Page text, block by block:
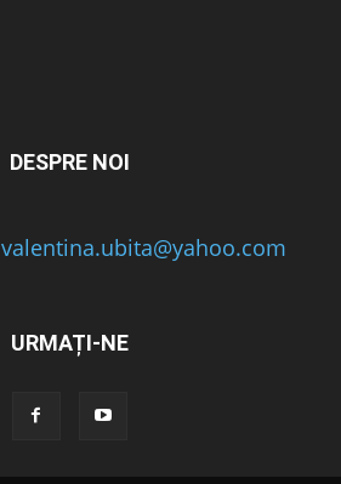
DESPRE NOI
valentina.ubita@yahoo.com
URMAȚI-NE